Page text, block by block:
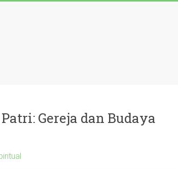
Gereja dan Budaya